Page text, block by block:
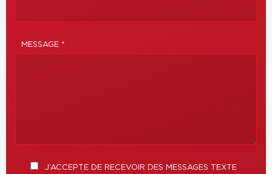
MESSAGE *
J’ACCEPTE DE RECEVOIR DES MESSAGES TEXTE